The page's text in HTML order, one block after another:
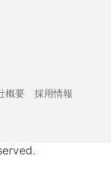
概要
採用情報